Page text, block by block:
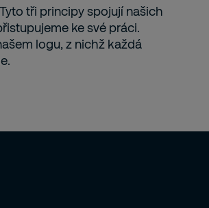
tři principy spojují našich
ke své práci.
logu, z nichž každá